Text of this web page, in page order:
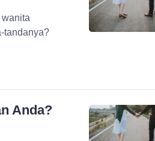
tandanya?
Anda?